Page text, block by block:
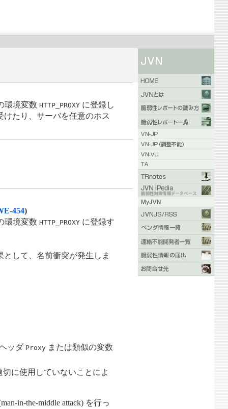
環境変数 HTTP_PROXYに登録し
けたり、サーバを任意のホス
454)
環境変数 HTTP_PROXYに登録す
して、名前衝突が発生しま
ッダ Proxy または類似の変数
に使用していないことによ
in-the-middle attack) を行っ